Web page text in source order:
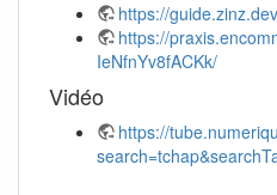
https://
https://
IeNfnYv8fACKk/
Vidéo
https://